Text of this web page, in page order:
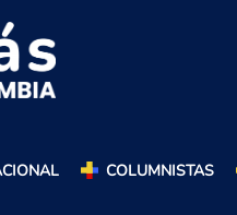
COLUMNISTAS